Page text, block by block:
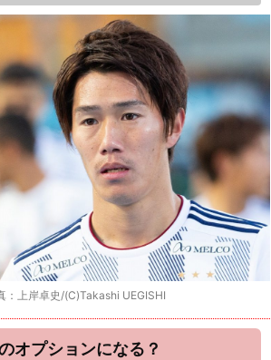
：上岸卓史/(C)Takashi UEGISHI
オプションになる？